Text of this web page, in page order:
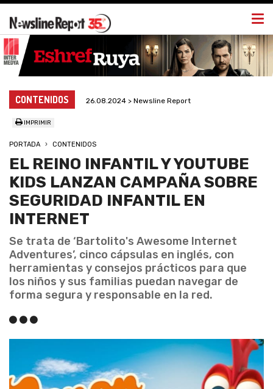
CONTENIDOS 26.08.2024 > Newsline Report
IMPRIMIR
PORTADA CONTENIDOS
EL REINO INFANTIL Y YOUTUBE
KIDS LANZAN CAMPAÑA SOBRE
SEGURIDAD INFANTIL EN
INTERNET
Se trata de ‘Bartolito's Awesome Internet
Adventures’, cinco cápsulas en inglés, con
herramientas y consejos prácticos para que
los niños y sus familias puedan navegar de
forma segura y responsable en la red.